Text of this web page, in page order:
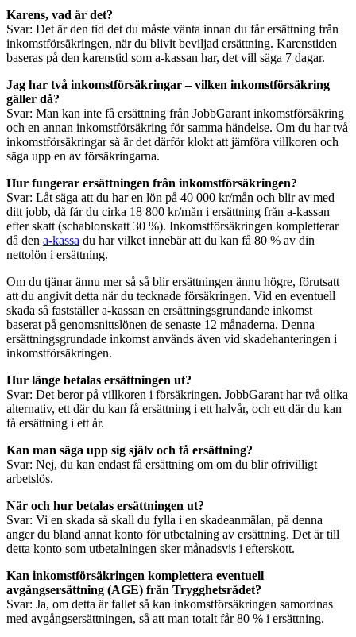
Karens, vad är det?
Svar: Det är den tid det du måste vänta innan du får ersättning från
inkomstförsäkringen, när du blivit beviljad ersättning. Karenstiden
baseras på den karenstid som a-kassan har, det vill säga 7 dagar.
Jag har två inkomstförsäkringar – vilken inkomstförsäkring
gäller då?
Svar: Man kan inte få ersättning från JobbGarant inkomstförsäkring
och en annan inkomstförsäkring för samma händelse. Om du har två
inkomstförsäkringar så är det därför klokt att jämföra villkoren och
säga upp en av försäkringarna.
Hur fungerar ersättningen från inkomstförsäkringen?
Svar: Låt säga att du har en lön på 40 000 kr/mån och blir av med
ditt jobb, då får du cirka 18 800 kr/mån i ersättning från a-kassan
efter skatt (schablonskatt 30 %). Inkomstförsäkringen kompletterar
då den a-kassa du har vilket innebär att du kan få 80 % av din
nettolön i ersättning.
Om du tjänar ännu mer så så blir ersättningen ännu högre, förutsatt
att du angivit detta när du tecknade försäkringen. Vid en eventuell
skada så fastställer a-kassan en ersättningsgrundande inkomst
baserat på genomsnittslönen de senaste 12 månaderna. Denna
ersättningsgrundade inkomst används även vid skadehanteringen i
inkomstförsäkringen.
Hur länge betalas ersättningen ut?
Svar: Det beror på villkoren i försäkringen. JobbGarant har två olika
alternativ, ett där du kan få ersättning i ett halvår, och ett där du kan
få ersättning i ett år.
Kan man säga upp sig själv och få ersättning?
Svar: Nej, du kan endast få ersättning om om du blir ofrivilligt
arbetslös.
När och hur betalas ersättningen ut?
Svar: Vi en skada så skall du fylla i en skadeanmälan, på denna
anger du bland annat konto för utbetalning av ersättning. Det är till
detta konto som utbetalningen sker månadsvis i efterskott.
Kan inkomstförsäkringen komplettera eventuell
avgångsersättning (AGE) från Trygghetsrådet?
Svar: Ja, om detta är fallet så kan inkomstförsäkringen samordnas
med avgångsersättningen, så att man totalt får 80 % i ersättning.